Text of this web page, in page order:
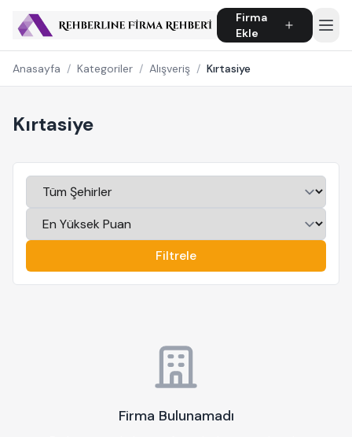
Firma
Ekle
Anasayfa / Kategoriler / Alışveriş / Kırtasiye
Kırtasiye
Filtrele
Firma Bulunamadı